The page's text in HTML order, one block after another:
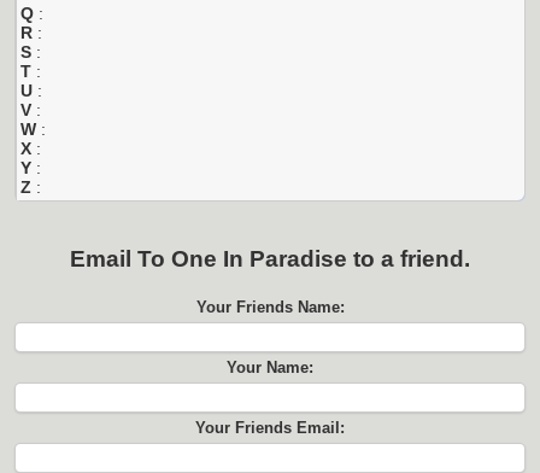
Q :
R :
S :
T :
U :
V :
W :
X :
Y :
Z :
Email To One In Paradise to a friend.
Your Friends Name:
Your Name:
Your Friends Email: